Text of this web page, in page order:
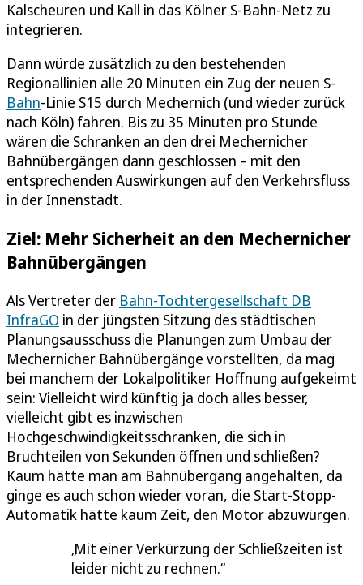
Kalscheuren und Kall in das Kölner S-Bahn-Netz zu
integrieren.
Dann würde zusätzlich zu den bestehenden
Regionallinien alle 20 Minuten ein Zug der neuen S-
Bahn-Linie S15 durch Mechernich (und wieder zurück
nach Köln) fahren. Bis zu 35 Minuten pro Stunde
wären die Schranken an den drei Mechernicher
Bahnübergängen dann geschlossen – mit den
entsprechenden Auswirkungen auf den Verkehrsfluss
in der Innenstadt.
Ziel: Mehr Sicherheit an den Mechernicher
Bahnübergängen
Als Vertreter der Bahn-Tochtergesellschaft DB
InfraGO in der jüngsten Sitzung des städtischen
Planungsausschuss die Planungen zum Umbau der
Mechernicher Bahnübergänge vorstellten, da mag
bei manchem der Lokalpolitiker Hoffnung aufgekeimt
sein: Vielleicht wird künftig ja doch alles besser,
vielleicht gibt es inzwischen
Hochgeschwindigkeitsschranken, die sich in
Bruchteilen von Sekunden öffnen und schließen?
Kaum hätte man am Bahnübergang angehalten, da
ginge es auch schon wieder voran, die Start-Stopp-
Automatik hätte kaum Zeit, den Motor abzuwürgen.
Mit einer Verkürzung der Schließzeiten ist
leider nicht zu rechnen.